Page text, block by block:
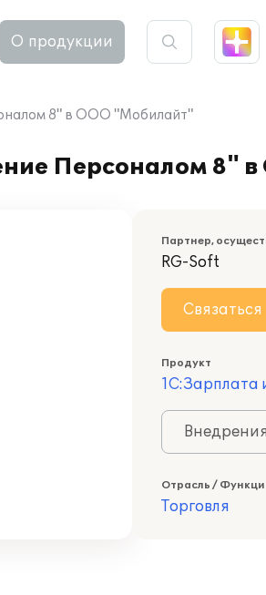
О продукции
8" в ООО "Мобилайт"
Персоналом 8"
Партнер,
RG-Soft
Связаться
Продукт
1С:Зарплата
Отрасль /
Торговля